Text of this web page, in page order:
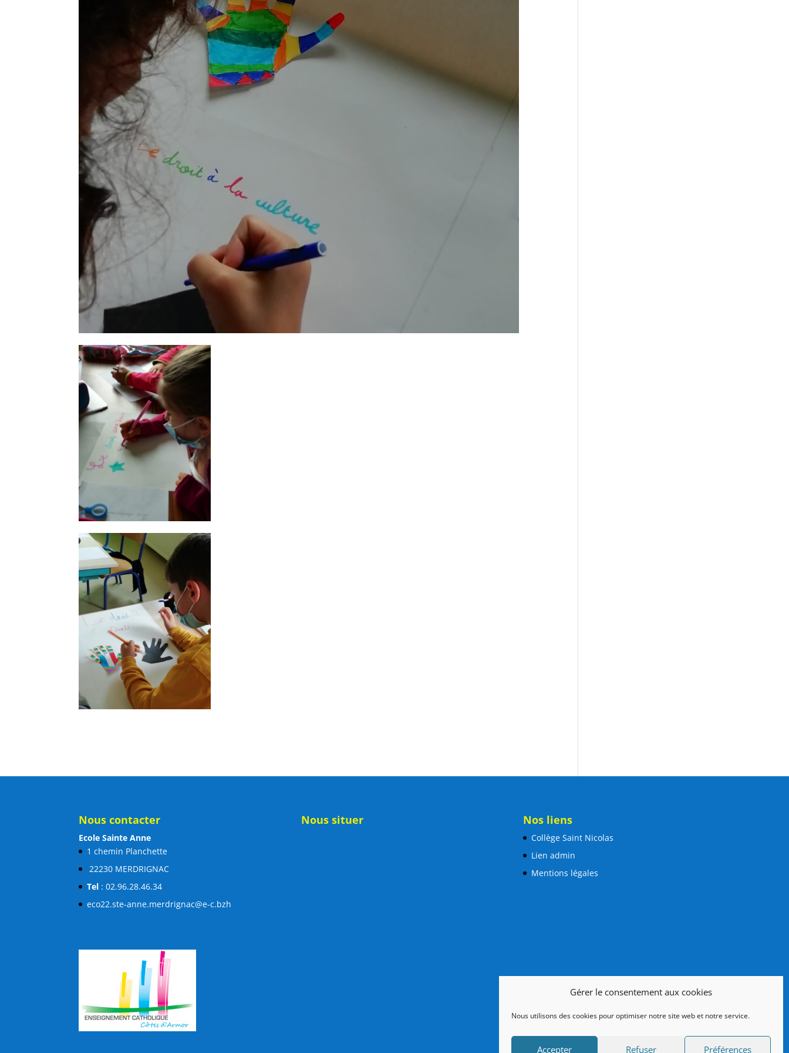
Gérer le consentement aux cookies
Nous utilisons des cookies pour optimiser notre site web et notre service.
Accepter Refuser Préférences
Nous contacter
Ecole Sainte Anne
1 chemin Planchette
22230 MERDRIGNAC
Tel : 02.96.28.46.34
eco22.ste-anne.merdrignac@e-c.bzh
Nous situer Nos liens
Collège Saint Nicolas
Lien admin
Mentions légales